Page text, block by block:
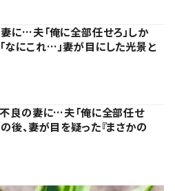
に…夫「俺に全部任せろ」しか
なにこれ…」妻が目にした光景と
不良の妻に…夫「俺に全部任せ
後、妻が目を疑った『まさかの